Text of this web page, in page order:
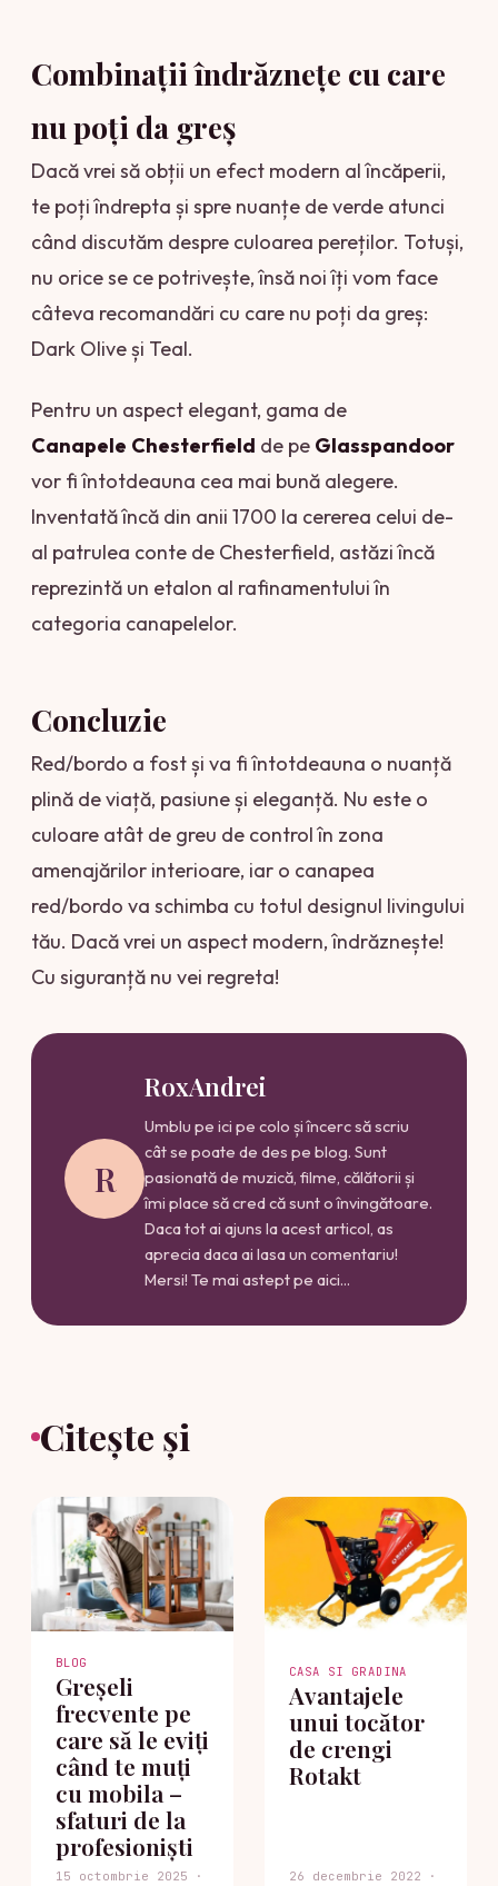
Combinații îndrăznețe cu care
nu poți da greș
Dacă vrei să obții un efect modern al încăperii,
te poți îndrepta și spre nuanțe de verde atunci
când discutăm despre culoarea pereților. Totuși,
nu orice se ce potrivește, însă noi îți vom face
câteva recomandări cu care nu poți da greș:
Dark Olive și Teal.
Pentru un aspect elegant, gama de
Canapele Chesterfield de pe Glasspandoor
vor fi întotdeauna cea mai bună alegere.
Inventată încă din anii 1700 la cererea celui de-
al patrulea conte de Chesterfield, astăzi încă
reprezintă un etalon al rafinamentului în
categoria canapelelor.
Concluzie
Red/bordo a fost și va fi întotdeauna o nuanță
plină de viață, pasiune și eleganță. Nu este o
culoare atât de greu de control în zona
amenajărilor interioare, iar o canapea
red/bordo va schimba cu totul designul livingului
tău. Dacă vrei un aspect modern, îndrăznește!
Cu siguranță nu vei regreta!
R
RoxAndrei
Umblu pe ici pe colo și încerc să scriu
cât se poate de des pe blog. Sunt
pasionată de muzică, filme, călătorii și
îmi place să cred că sunt o învingătoare.
Daca tot ai ajuns la acest articol, as
aprecia daca ai lasa un comentariu!
Mersi! Te mai astept pe aici...
Citește și
BLOG
Greșeli
frecvente pe
care să le eviți
când te muți
cu mobila –
sfaturi de la
profesioniști
15 octombrie 2025 ·
CASA SI GRADINA
Avantajele
unui tocător
de crengi
Rotakt
26 decembrie 2022 ·